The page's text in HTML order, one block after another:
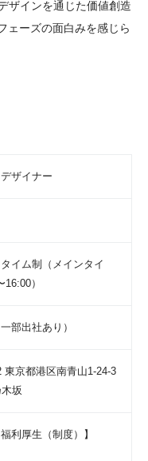
ザインを通じた価値創造
ェーズの面白みを感じら
ザイナー
イム制（メインタイ
）
部出社あり）
東京都港区南青山1-24-3
坂
利厚生（制度）】